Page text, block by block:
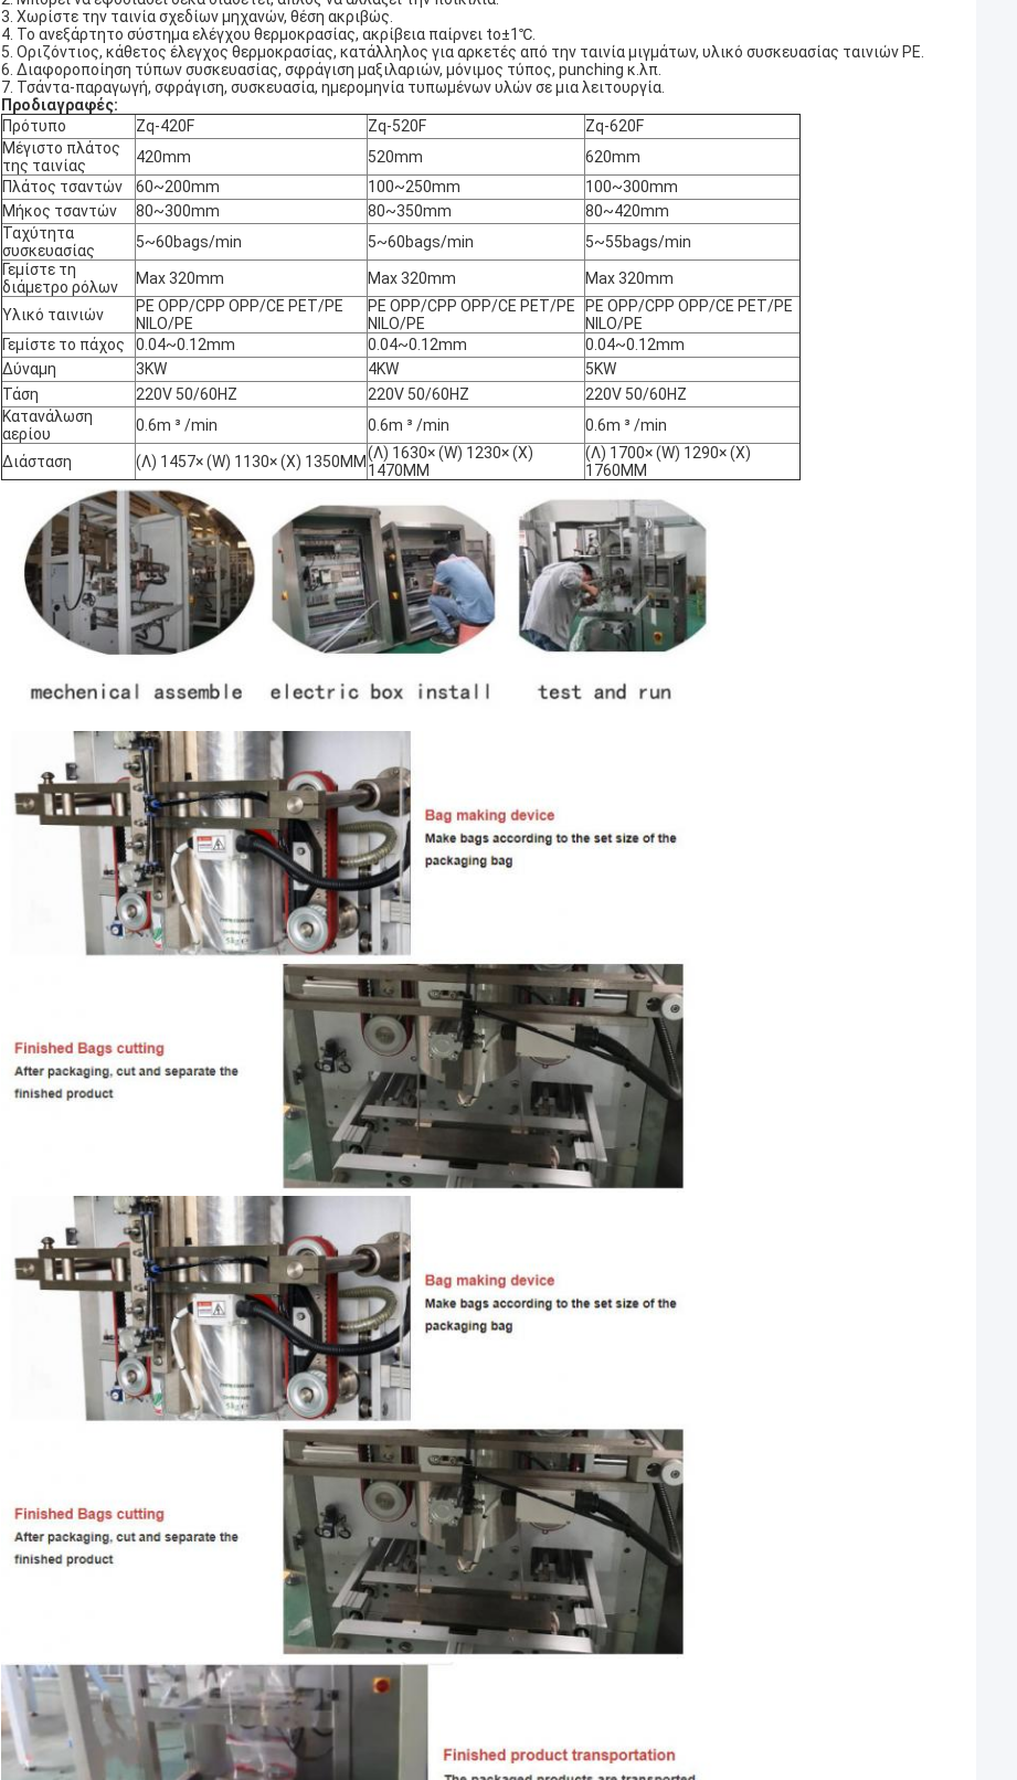
3. Χωρίστε την ταινία σχεδίων μηχανών, θέση ακριβώς.
4. Το ανεξάρτητο σύστημα ελέγχου θερμοκρασίας, ακρίβεια παίρνει to±1℃.
5. Οριζόντιος, κάθετος έλεγχος θερμοκρασίας, κατάλληλος για αρκετές από την ταινία μιγμάτων, υλικό συσκευασίας ταινιών PE.
6. Διαφοροποίηση τύπων συσκευασίας, σφράγιση μαξιλαριών, μόνιμος τύπος, punching κ.λπ.
7. Τσάντα-παραγωγή, σφράγιση, συσκευασία, ημερομηνία τυπωμένων υλών σε μια λειτουργία.
Προδιαγραφές:
Πρότυπο
Zq-420F Zq-520F
Zq-620F
Μέγιστο πλάτος
της ταινίας
420mm 520mm
620mm
Πλάτος τσαντών
60~200mm 100~250mm
100~300mm
Μήκος τσαντών
80~300mm 80~350mm
80~420mm
Ταχύτητα
συσκευασίας
5~60bags/min 5~60bags/min
5~55bags/min
Γεμίστε τη
διάμετρο ρόλων
Max 320mm Max 320mm Max 320mm
Υλικό ταινιών
PE OPP/CPP OPP/CE PET/PE
NILO/PE
PE OPP/CPP OPP/CE PET/PE
NILO/PE
PE OPP/CPP OPP/CE PET/PE
NILO/PE
Γεμίστε το πάχος
0.04~0.12mm 0.04~0.12mm
0.04~0.12mm
Δύναμη
3KW 4KW
5KW
Τάση
220V 50/60HZ 220V 50/60HZ
220V 50/60HZ
Κατανάλωση
αερίου
0.6m ³ /min 0.6m ³ /min 0.6m ³ /min
Διάσταση (Λ) 1457× (W) 1130× (Χ) 1350MM(Λ) 1630× (W) 1230× (Χ)
1470MM
(Λ) 1700× (W) 1290× (Χ)
1760MM